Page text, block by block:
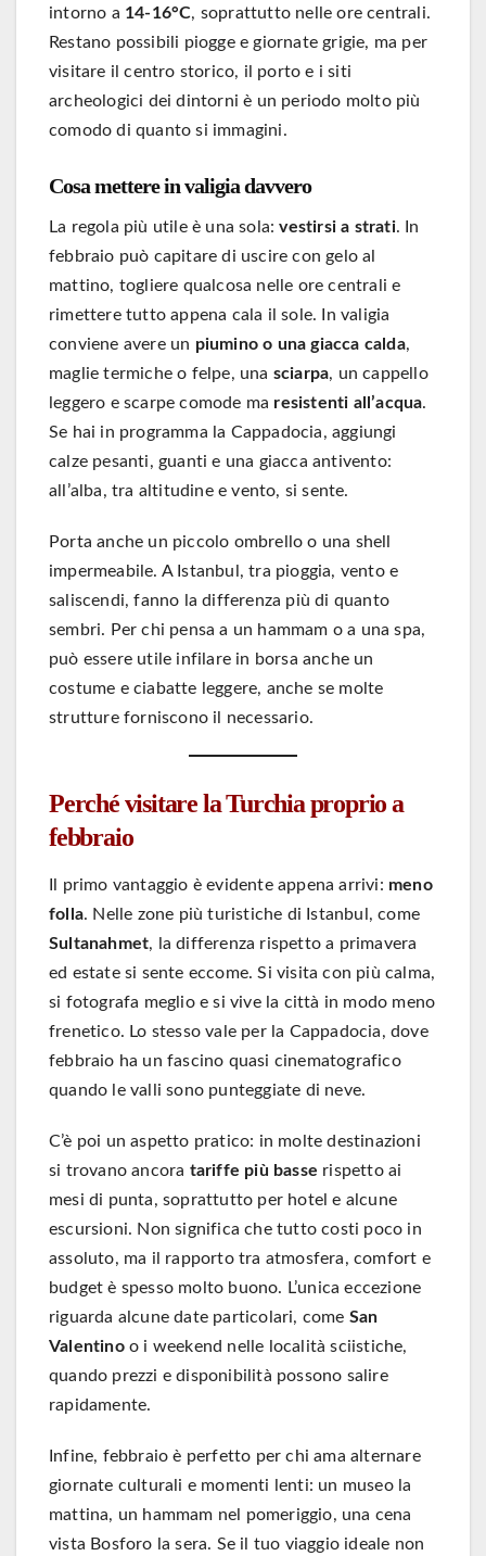
intorno a 14-16°C, soprattutto nelle ore centrali.
Restano possibili piogge e giornate grigie, ma per
visitare il centro storico, il porto e i siti
archeologici dei dintorni è un periodo molto più
comodo di quanto si immagini.
Cosa mettere in valigia davvero
La regola più utile è una sola:vestirsi a strati. In
febbraio può capitare di uscire con gelo al
mattino, togliere qualcosa nelle ore centrali e
rimettere tutto appena cala il sole. In valigia
conviene avere un piumino o una giacca calda,
maglie termiche o felpe, una sciarpa, un cappello
leggero e scarpe comode ma resistenti all’acqua.
Se hai in programma la Cappadocia, aggiungi
calze pesanti, guanti e una giacca antivento:
all’alba, tra altitudine e vento, si sente.
Porta anche un piccolo ombrello o una shell
impermeabile. A Istanbul, tra pioggia, vento e
saliscendi, fanno la differenza più di quanto
sembri. Per chi pensa a un hammam o a una spa,
può essere utile infilare in borsa anche un
costume e ciabatte leggere, anche se molte
strutture forniscono il necessario.
Perché visitare la Turchia proprio a
febbraio
Il primo vantaggio è evidente appena arrivi: meno
folla. Nelle zone più turistiche di Istanbul, come
Sultanahmet, la differenza rispetto a primavera
ed estate si sente eccome. Si visita con più calma,
si fotografa meglio e si vive la città in modo meno
frenetico. Lo stesso vale per la Cappadocia, dove
febbraio ha un fascino quasi cinematografico
quando le valli sono punteggiate di neve.
C’è poi un aspetto pratico: in molte destinazioni
si trovano ancora tariffe più basse rispetto ai
mesi di punta, soprattutto per hotel e alcune
escursioni. Non significa che tutto costi poco in
assoluto, ma il rapporto tra atmosfera, comfort e
budget è spesso molto buono. L’unica eccezione
riguarda alcune date particolari, come San
Valentinoo i weekend nelle località sciistiche,
quando prezzi e disponibilità possono salire
rapidamente.
Infine, febbraio è perfetto per chi ama alternare
giornate culturali e momenti lenti: un museo la
mattina, un hammam nel pomeriggio, una cena
vista Bosforo la sera. Se il tuo viaggio ideale non